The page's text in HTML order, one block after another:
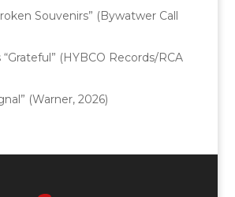
Souvenirs” (Bywatwer Call
“Grateful” (HYBCO Records/RCA
(Warner, 2026)